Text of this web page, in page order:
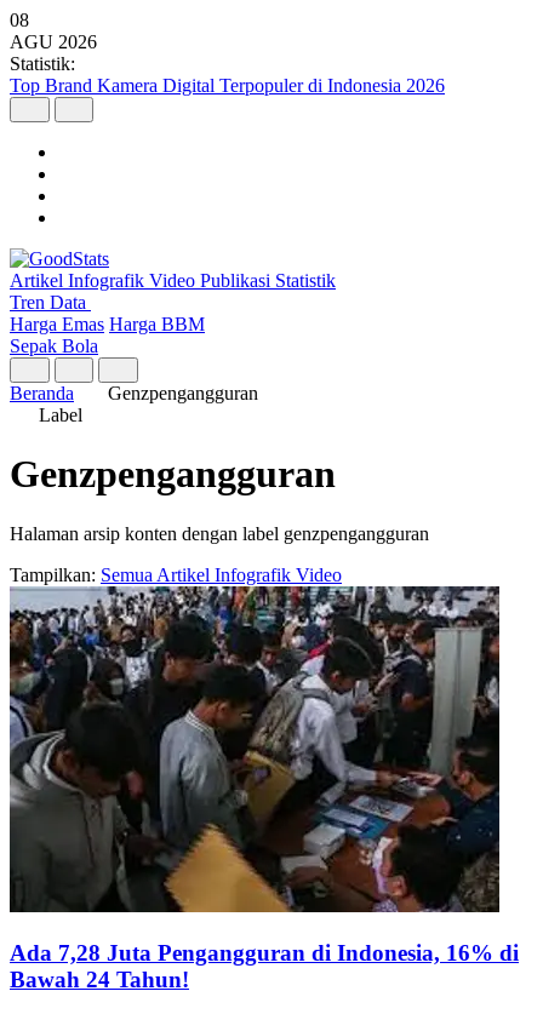
08
AGU 2026
Statistik:
Top Brand Kamera Digital Terpopuler di Indonesia 2026
Artikel Infografik Video Publikasi Statistik
Tren Data
Harga Emas Harga BBM
Sepak Bola
Beranda
Genzpengangguran
Label
Genzpengangguran
Halaman arsip konten dengan label genzpengangguran
Tampilkan: Semua Artikel Infografik Video
Ada 7,28 Juta Pengangguran di Indonesia, 16% di
Bawah 24 Tahun!